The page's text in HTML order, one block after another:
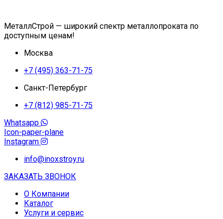
МеталлСтрой — широкий спектр металлопроката по
доступным ценам!
Москва
+7 (495) 363-71-75
Санкт-Петербург
+7 (812) 985-71-75
Whatsapp
Icon-paper-plane
Instagram
info@inoxstroy.ru
ЗАКАЗАТЬ ЗВОНОК
О Компании
Каталог
Услуги и сервис